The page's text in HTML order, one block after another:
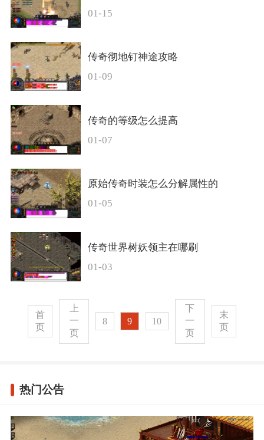
01-15
传奇彻地钉神途攻略
01-09
传奇的等级怎么提高
01-07
原始传奇时装怎么分解属性的
01-05
传奇世界树妖领主在哪刷
01-03
首
页
上
一
页
8 9 10
下
一
页
末
页
热门公告